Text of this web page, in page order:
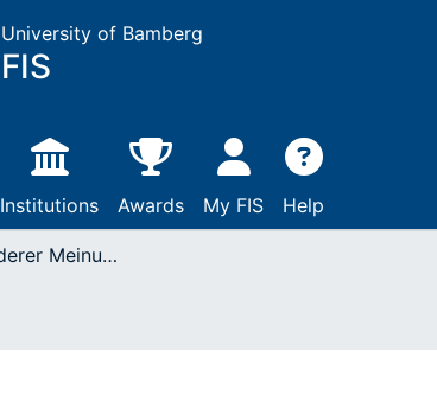
University of Bamberg
FIS
Institutions Awards My FIS Help
"Wir sind anderer Meinung, aber wir bleiben im Dialog". Anglikanische Bischöfe antworten auf das katholische Dokument "One bread one body"